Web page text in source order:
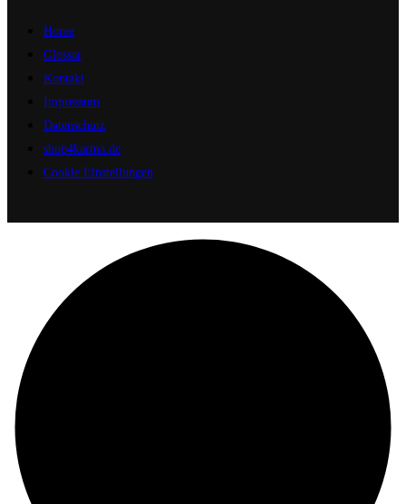
Home
Glossar
Kontakt
Impressum
Datenschutz
shop4karma.de
Cookie Einstellungen